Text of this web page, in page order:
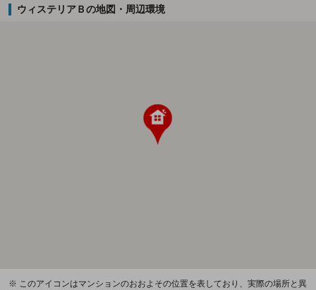
ウィステリアＢの地図・周辺環境
※ このアイコンはマンションのおおよその位置を表しており、実際の場所と異